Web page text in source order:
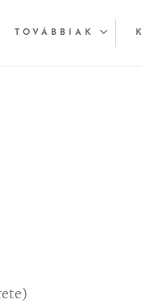
TOVÁBBIAK